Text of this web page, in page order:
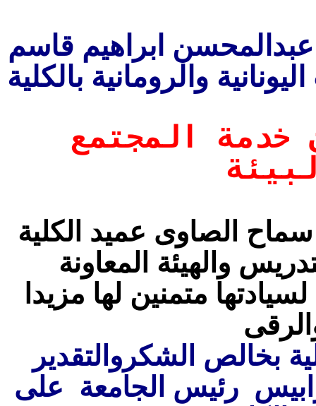
عبدالمحسن ابراهيم قاسم
والرومانية بالكلية
خدمة المجتمع
سماح الصاوى عميد الكلية
والهيئة المعاونة
متمنين لها مزيدا
بخالص الشكروالتقدير
رئيس الجامعة على